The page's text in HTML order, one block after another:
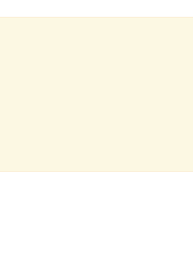
を組み合わせると1枚の絵にな